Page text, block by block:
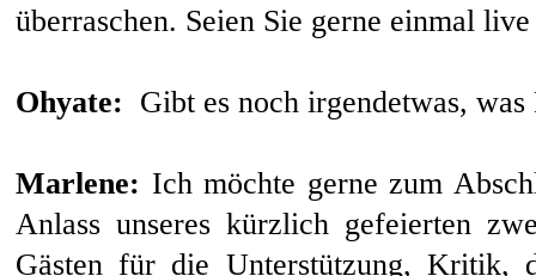
überraschen. Seien Sie gerne einmal
Ohyate: Gibt es noch irgendetwas,
Marlene: Ich möchte gerne zum
Anlass unseres kürzlich gefeierten
Gästen für die Unterstützung, Kritik,